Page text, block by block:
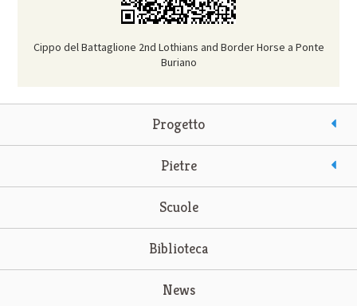
Cippo del Battaglione 2nd Lothians and Border Horse a Ponte
Buriano
Progetto
Pietre
Scuole
Biblioteca
News